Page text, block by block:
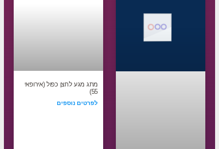
מתג מגע לחצן כפול (אירופאי
55)
לפרטים נוספים